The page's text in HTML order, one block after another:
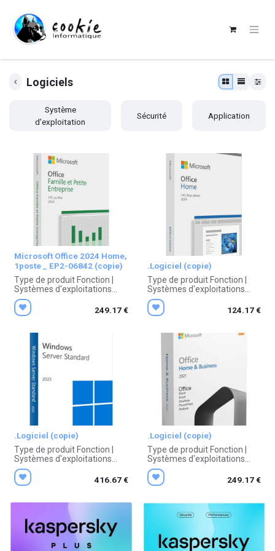
Logiciels
Système
d'exploitation
Sécurité Application
Microsoft Office 2024 Home,
1poste _ EP2-06842 (copie)
Type de produit Fonction |
Systèmes d'exploitations
Nombre de licences, Validité
249.17€
.Logiciel (copie)
Type de produit Fonction |
Systèmes d'exploitations
Nombre de licences, Validité
124.17€
.Logiciel (copie)
Type de produit Fonction |
Systèmes d'exploitations
Nombre de licences, Validité
416.67€
.Logiciel (copie)
Type de produit Fonction |
Systèmes d'exploitations
Nombre de licences, Validité
249.17€